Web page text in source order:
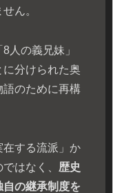
ん。
人の義兄妹」
に分けられた奥
のために再構
在する流派」か
はなく、 歴史
自の継承制度を